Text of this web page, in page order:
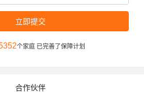
立即提交
个家庭 已完善了保障计划
合作伙伴